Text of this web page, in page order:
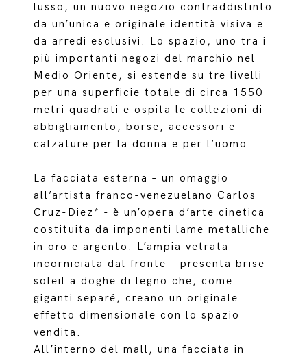
lusso, un nuovo negozio contraddistinto
da un’unica e originale identità visiva e
da arredi esclusivi. Lo spazio, uno tra i
più importanti negozi del marchio nel
Medio Oriente, si estende su tre livelli
per una superficie totale di circa 1550
metri quadrati e ospita le collezioni di
abbigliamento, borse, accessori e
calzature per la donna e per l’uomo.
La facciata esterna – un omaggio
all’artista franco-venezuelano Carlos
Cruz-Diez* - è un’opera d’arte cinetica
costituita da imponenti lame metalliche
in oro e argento. L’ampia vetrata –
incorniciata dal fronte – presenta brise
soleil a doghe di legno che, come
giganti separé, creano un originale
effetto dimensionale con lo spazio
vendita.
All’interno del mall, una facciata in